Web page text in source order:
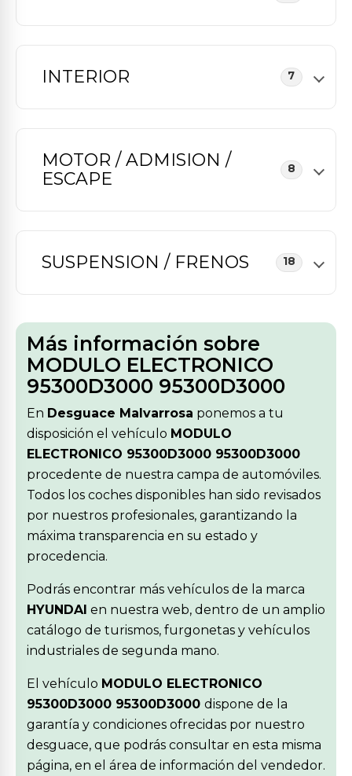
INTERIOR 7
MOTOR / ADMISION /
ESCAPE
8
SUSPENSION / FRENOS 18
Más información sobre
MODULO ELECTRONICO
95300D3000 95300D3000
En Desguace Malvarrosa ponemos a tu
disposición el vehículo MODULO
ELECTRONICO 95300D3000 95300D3000
procedente de nuestra campa de automóviles.
Todos los coches disponibles han sido revisados
por nuestros profesionales, garantizando la
máxima transparencia en su estado y
procedencia.
Podrás encontrar más vehículos de la marca
HYUNDAI en nuestra web, dentro de un amplio
catálogo de turismos, furgonetas y vehículos
industriales de segunda mano.
El vehículo MODULO ELECTRONICO
95300D3000 95300D3000 dispone de la
garantía y condiciones ofrecidas por nuestro
desguace, que podrás consultar en esta misma
página, en el área de información del vendedor.